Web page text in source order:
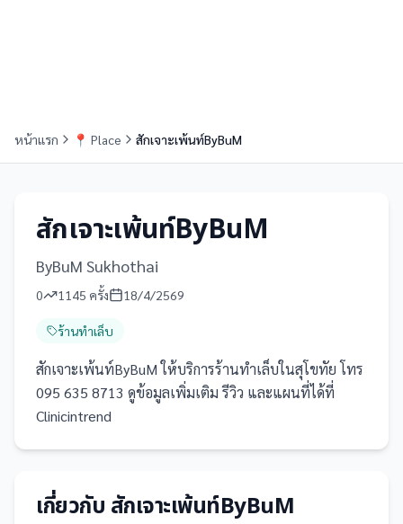
หน้าแรก 📍 Place สักเจาะเพ้นท์ByBuM
สักเจาะเพ้นท์ByBuM
ByBuM Sukhothai
0 1145 ครั้ง 18/4/2569
ร้านทำเล็บ
สักเจาะเพ้นท์ByBuM ให้บริการร้านทำเล็บในสุโขทัย โทร
095 635 8713 ดูข้อมูลเพิ่มเติม รีวิว และแผนที่ได้ที่
Clinicintrend
เกี่ยวกับ สักเจาะเพ้นท์ByBuM